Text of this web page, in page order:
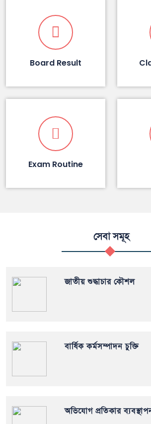
Board Result
Exam Routine
সেবা সমূহ
জাতীয় শুদ্ধাচার কৌশল
বার্ষিক কর্মসম্পাদন চুক্তি
অভিযোগ প্রতিকার